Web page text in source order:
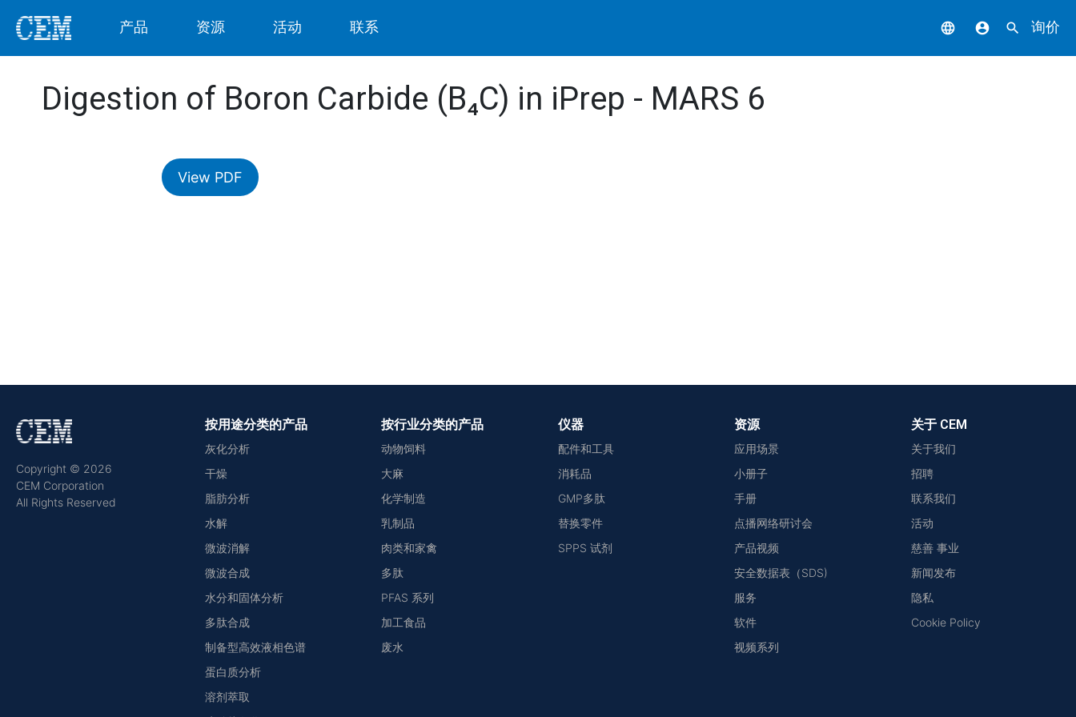
产品 资源 活动 联系 language account_circle search 询价
Digestion of Boron Carbide (B₄C) in iPrep - MARS 6
View PDF
Copyright © 2026
CEM Corporation
All Rights Reserved
按用途分类的产品
灰化分析
干燥
脂肪分析
水解
微波消解
微波合成
水分和固体分析
多肽合成
制备型高效液相色谱
蛋白质分析
溶剂萃取
按行业分类的产品
动物饲料
大麻
化学制造
乳制品
肉类和家禽
多肽
PFAS 系列
加工食品
废水
仪器
配件和工具
消耗品
GMP多肽
替换零件
SPPS 试剂
资源
应用场景
小册子
手册
点播网络研讨会
产品视频
安全数据表（SDS)
服务
软件
视频系列
关于 CEM
关于我们
招聘
联系我们
活动
慈善 事业
新闻发布
隐私
Cookie Policy